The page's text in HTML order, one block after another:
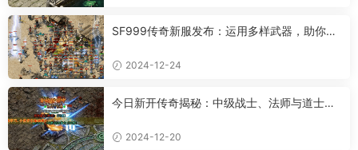
SF999传奇新服发布：运用多样武器，助你成
2024-12-24
今日新开传奇揭秘：中级战士、法师与道士的
2024-12-20